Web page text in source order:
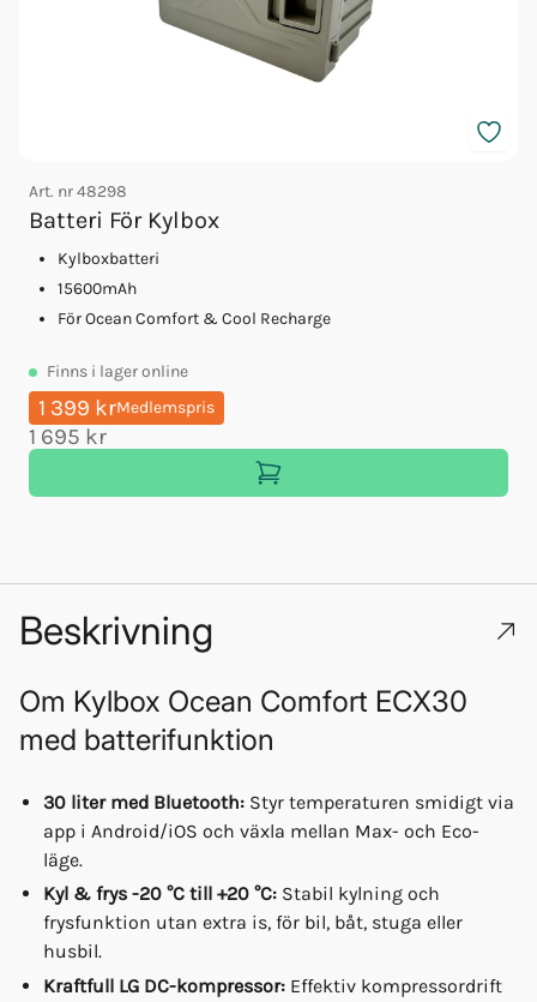
Art. nr48298
Batteri För Kylbox
Kylboxbatteri
15600mAh
För Ocean Comfort & Cool Recharge
Finns i lager online
1 399 krMedlemspris
1 695 kr
Beskrivning
Om Kylbox Ocean Comfort ECX30
med batterifunktion
30 liter med Bluetooth: Styr temperaturen smidigt via
app i Android/iOS och växla mellan Max- och Eco-
läge.
Kyl & frys -20 °C till +20 °C: Stabil kylning och
frysfunktion utan extra is, för bil, båt, stuga eller
husbil.
Kraftfull LG DC-kompressor: Effektiv kompressordrift